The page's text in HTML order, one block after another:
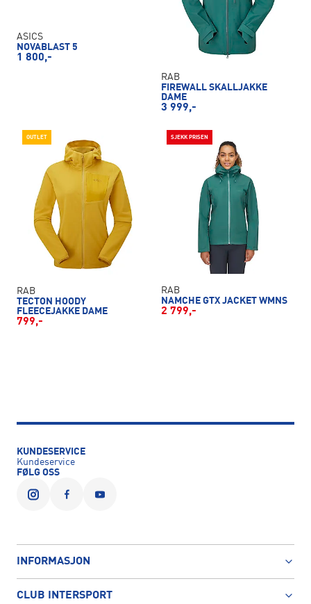
ASICS
NOVABLAST 5
1 800,-
RAB
FIREWALL SKALLJAKKE
DAME
3 999,-
OUTLET
RAB
TECTON HOODY
FLEECEJAKKE DAME
799,-
SJEKK PRISEN
RAB
NAMCHE GTX JACKET WMNS
2 799,-
KUNDESERVICE
Kundeservice
FØLG OSS
INFORMASJON
CLUB INTERSPORT